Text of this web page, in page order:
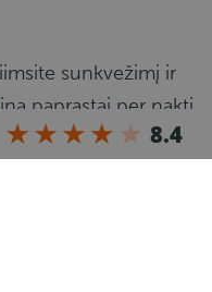
sunkvežimį ir
paprastai per naktį
ir efektyviai